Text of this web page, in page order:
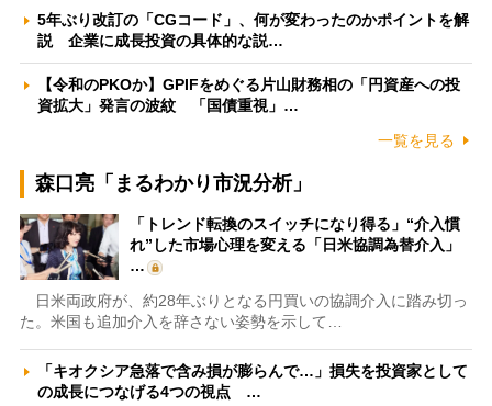
5年ぶり改訂の「CGコード」、何が変わったのかポイントを解
説 企業に成長投資の具体的な説…
【令和のPKOか】GPIFをめぐる片山財務相の「円資産への投
資拡大」発言の波紋 「国債重視」…
一覧を見る
森口亮「まるわかり市況分析」
「トレンド転換のスイッチになり得る」“介入慣
れ”した市場心理を変える「日米協調為替介入」
…
日米両政府が、約28年ぶりとなる円買いの協調介入に踏み切っ
た。米国も追加介入を辞さない姿勢を示して…
「キオクシア急落で含み損が膨らんで…」損失を投資家として
の成長につなげる4つの視点 …